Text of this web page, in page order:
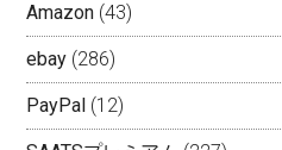
Amazon (43)
ebay (286)
PayPal (12)